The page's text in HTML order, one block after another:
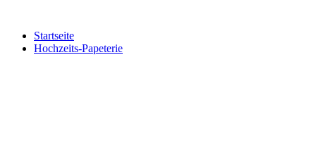
springenStartseite
Hochzeits-Papeterie